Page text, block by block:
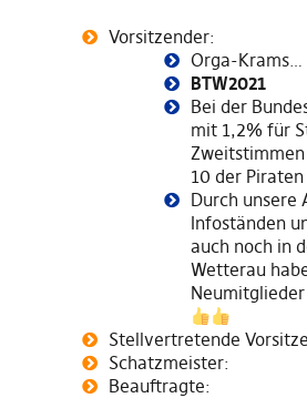
Vorsitzender:
Orga-Krams…
BTW2021
Bei der
mit 1,2% für
10 der
Durch
Infoständen
auch noch in
Wetterau
Stellvertretende
Schatzmeister:
Beauftragte: